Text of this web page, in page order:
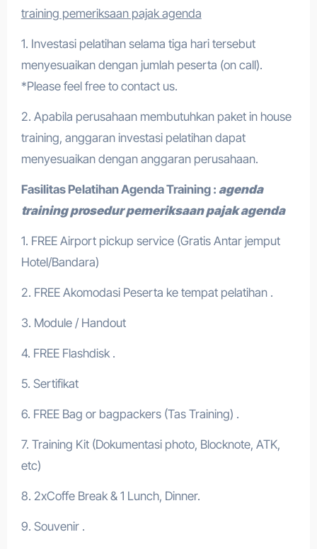
training pemeriksaan pajak agenda
1. Investasi pelatihan selama tiga hari tersebut
menyesuaikan dengan jumlah peserta (on call).
*Please feel free to contact us.
2. Apabila perusahaan membutuhkan paket in house
training, anggaran investasi pelatihan dapat
menyesuaikan dengan anggaran perusahaan.
Fasilitas PelatihanAgenda Training : agenda
training prosedur pemeriksaan pajak agenda
1. FREE Airport pickup service (Gratis Antar jemput
Hotel/Bandara)
2. FREE Akomodasi Peserta ke tempat pelatihan .
3. Module / Handout
4. FREE Flashdisk .
5. Sertifikat
6. FREE Bag or bagpackers (Tas Training) .
7. Training Kit (Dokumentasi photo, Blocknote, ATK,
etc)
8. 2xCoffe Break & 1 Lunch, Dinner.
9. Souvenir .